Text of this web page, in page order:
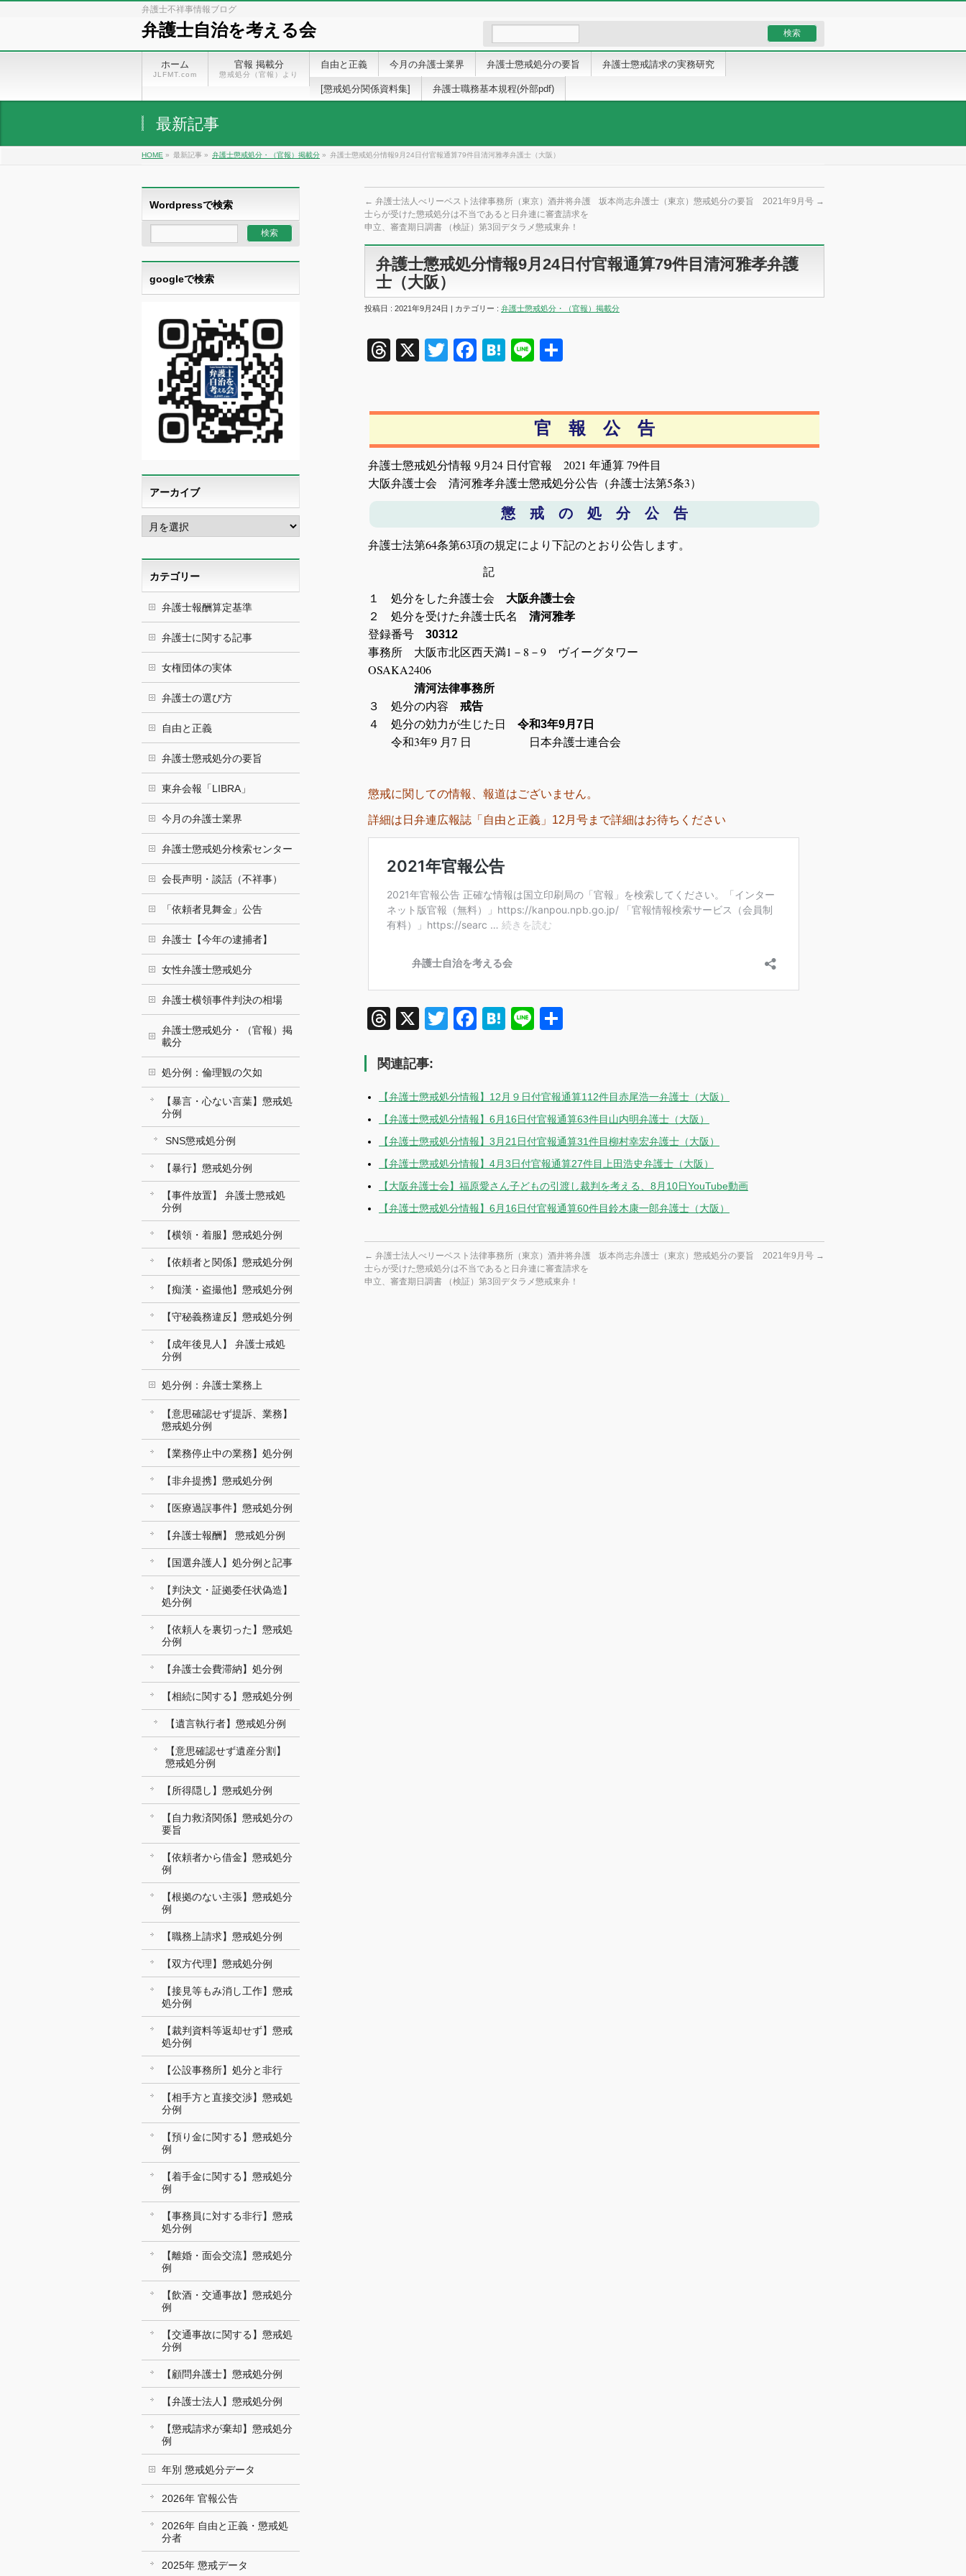
弁護士不祥事情報ブログ
弁護士自治を考える会
ホーム
JLFMT.com
官報 掲載分
懲戒処分（官報）より
自由と正義 今月の弁護士業界 弁護士懲戒処分の要旨 弁護士懲戒請求の実務研究
[懲戒処分関係資料集] 弁護士職務基本規程(外部pdf)
最新記事
HOME » 最新記事 » 弁護士懲戒処分・（官報）掲載分 » 弁護士懲戒処分情報9月24日付官報通算79件目清河雅孝弁護士（大阪）
← 弁護士法人べリーベスト法律事務所（東京）酒井将弁護
士らが受けた懲戒処分は不当であると日弁連に審査請求を
申立、審査期日調書 （検証）第3回デタラメ懲戒東弁！
坂本尚志弁護士（東京）懲戒処分の要旨 2021年9月号 →
弁護士懲戒処分情報9月24日付官報通算79件目清河雅孝弁護
士（大阪）
投稿日 : 2021年9月24日 | カテゴリー : 弁護士懲戒処分・（官報）掲載分
Threads
X TwitterFacebook
Hatena
Line
官 報 公 告
弁護士懲戒処分情報 9月24 日付官報 2021 年通算 79件目
大阪弁護士会 清河雅孝弁護士懲戒処分公告（弁護士法第5条3）
懲 戒 の 処 分 公 告
弁護士法第64条第63項の規定により下記のとおり公告します。
記
１ 処分をした弁護士会
大阪弁護士会
２ 処分を受けた弁護士氏名 清河雅孝
登録番号 30312
事務所 大阪市北区西天満1－8－9 ヴイーグタワー
OSAKA2406
清河法律事務所
３ 処分の内容 戒告
４ 処分の効力が生じた日 令和3年9月7日
令和3年9 月7 日 日本弁護士連合会
懲戒に関しての情報、報道はございません。
詳細は日弁連広報誌「自由と正義」12月号まで詳細はお待ちください
Threads
X TwitterFacebook
Hatena
Line
関連記事:
【弁護士懲戒処分情報】12月９日付官報通算112件目赤尾浩一弁護士（大阪）
【弁護士懲戒処分情報】6月16日付官報通算63件目山内明弁護士（大阪）
【弁護士懲戒処分情報】3月21日付官報通算31件目柳村幸宏弁護士（大阪）
【弁護士懲戒処分情報】4月3日付官報通算27件目上田浩史弁護士（大阪）
【大阪弁護士会】福原愛さん子どもの引渡し裁判を考える、8月10日YouTube動画
【弁護士懲戒処分情報】6月16日付官報通算60件目鈴木康一郎弁護士（大阪）
← 弁護士法人べリーベスト法律事務所（東京）酒井将弁護
士らが受けた懲戒処分は不当であると日弁連に審査請求を
申立、審査期日調書 （検証）第3回デタラメ懲戒東弁！
坂本尚志弁護士（東京）懲戒処分の要旨 2021年9月号 →
Wordpressで検索
googleで検索
アーカイブ
ア
ー
イ
ブカテゴリー
弁護士報酬算定基準
弁護士に関する記事
女権団体の実体
弁護士の選び方
自由と正義
弁護士懲戒処分の要旨
東弁会報「LIBRA」
今月の弁護士業界
弁護士懲戒処分検索センター
会長声明・談話（不祥事）
「依頼者見舞金」公告
弁護士【今年の逮捕者】
女性弁護士懲戒処分
弁護士横領事件判決の相場
弁護士懲戒処分・（官報）掲
載分
処分例：倫理観の欠如
【暴言・心ない言葉】懲戒処
分例
SNS懲戒処分例
【暴行】懲戒処分例
【事件放置】 弁護士懲戒処
分例
【横領・着服】懲戒処分例
【依頼者と関係】懲戒処分例
【痴漢・盗撮他】懲戒処分例
【守秘義務違反】懲戒処分例
【成年後見人】 弁護士戒処
分例
処分例：弁護士業務上
【意思確認せず提訴、業務】
懲戒処分例
【業務停止中の業務】処分例
【非弁提携】懲戒処分例
【医療過誤事件】懲戒処分例
【弁護士報酬】 懲戒処分例
【国選弁護人】処分例と記事
【判決文・証拠委任状偽造】
処分例
【依頼人を裏切った】懲戒処
分例
【弁護士会費滞納】処分例
【相続に関する】懲戒処分例
【遺言執行者】懲戒処分例
【意思確認せず遺産分割】
懲戒処分例
【所得隠し】懲戒処分例
【自力救済関係】懲戒処分の
要旨
【依頼者から借金】懲戒処分
例
【根拠のない主張】懲戒処分
例
【職務上請求】懲戒処分例
【双方代理】懲戒処分例
【接見等もみ消し工作】懲戒
処分例
【裁判資料等返却せず】懲戒
処分例
【公設事務所】処分と非行
【相手方と直接交渉】懲戒処
分例
【預り金に関する】懲戒処分
例
【着手金に関する】懲戒処分
例
【事務員に対する非行】懲戒
処分例
【離婚・面会交流】懲戒処分
例
【飲酒・交通事故】懲戒処分
例
【交通事故に関する】懲戒処
分例
【顧問弁護士】懲戒処分例
【弁護士法人】懲戒処分例
【懲戒請求が棄却】懲戒処分
例
年別 懲戒処分データ
2026年 官報公告
2026年 自由と正義・懲戒処
分者
2025年 懲戒データ